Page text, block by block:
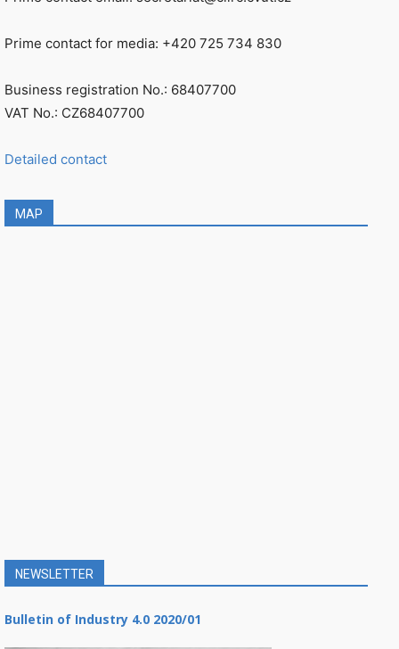
Prime contact for media: +420 725 734 830
Business registration No.: 68407700
VAT No.: CZ68407700
Detailed contact
MAP
NEWSLETTER
Bulletin of Industry 4.0 2020/01